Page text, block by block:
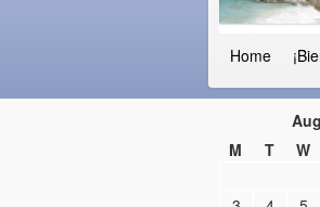
Home
M
T W